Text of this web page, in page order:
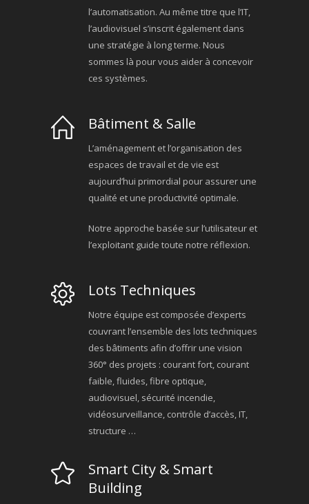
l’automatisation. Au même titre que l’IT,
l’audiovisuel s’inscrit également dans
une stratégie à long terme. Nous
sommes là pour vous aider à concevoir
ces systèmes.
Bâtiment & Salle
L’aménagement et l’organisation des
espaces de travail et de vie est
aujourd’hui primordial pour assurer une
qualité et une productivité optimale.
Notre approche basée sur l’utilisateur et
l’exploitant guide toute notre réflexion.
Lots Techniques
Notre équipe est composée d’experts
couvrant l’ensemble des lots techniques
des bâtiments afin d’offrir une vision
360° des projets : courant fort, courant
faible, fluides, fibre optique,
audiovisuel, sécurité incendie,
vidéosurveillance, contrôle d’accès, IT,
structure …
Smart City & Smart
Building